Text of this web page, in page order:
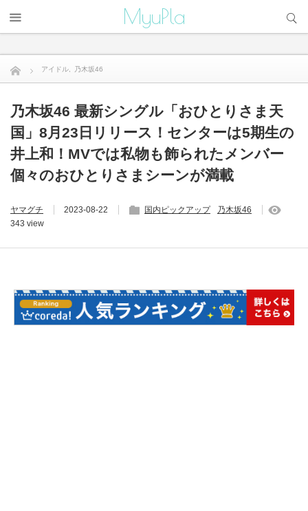
MyuPla
アイドル 乃木坂46
乃木坂46 最新シングル「おひとりさま天
国」8月23日リリース！センターは5期生の
井上和！MVでは私物も飾られたメンバー
個々のおひとりさまシーンが満載
ヤマグチ 2023-08-22 国内ピックアップ
乃木坂46
343 view